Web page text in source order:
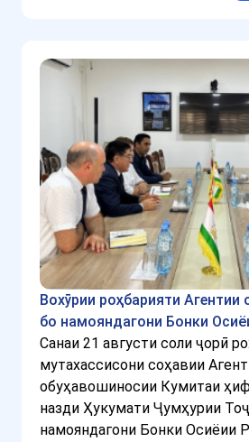
Вохӯрии роҳбарияти
бо намояндагони Бонки
Санаи 21 августи соли ҷорӣ
мутахассисони соҳавии
обуҳавошиносии Кумитаи
назди Ҳукумати Ҷумҳурии
намояндагони Бонки Осиёии